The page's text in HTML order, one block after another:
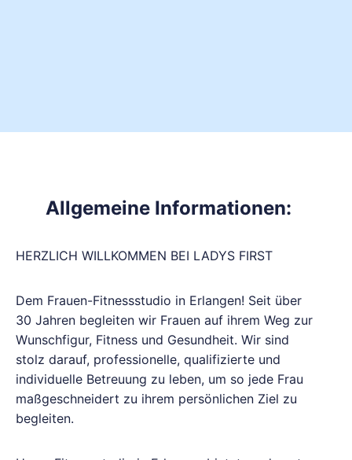
Allgemeine Informationen:
HERZLICH WILLKOMMEN BEI LADYS FIRST
Dem Frauen-Fitnessstudio in Erlangen! Seit über
30 Jahren begleiten wir Frauen auf ihrem Weg zur
Wunschfigur, Fitness und Gesundheit. Wir sind
stolz darauf, professionelle, qualifizierte und
individuelle Betreuung zu leben, um so jede Frau
maßgeschneidert zu ihrem persönlichen Ziel zu
begleiten.